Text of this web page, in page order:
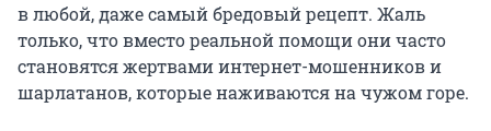
в любой, даже самый бредовый рецепт. Жаль
только, что вместо реальной помощи они часто
становятся жертвами интернет-мошенников и
шарлатанов, которые наживаются на чужом горе.